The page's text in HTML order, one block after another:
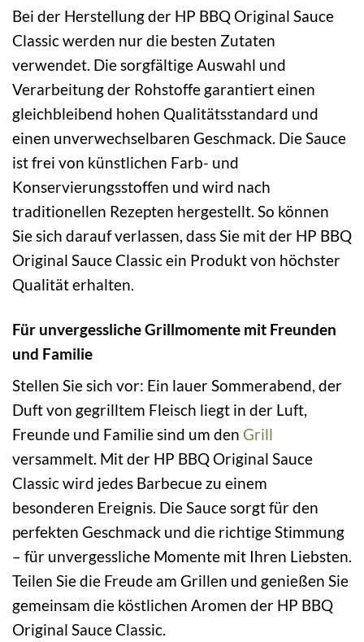
Bei der Herstellung der HP BBQ Original Sauce
Classic werden nur die besten Zutaten
verwendet. Die sorgfältige Auswahl und
Verarbeitung der Rohstoffe garantiert einen
gleichbleibend hohen Qualitätsstandard und
einen unverwechselbaren Geschmack. Die Sauce
ist frei von künstlichen Farb- und
Konservierungsstoffen und wird nach
traditionellen Rezepten hergestellt. So können
Sie sich darauf verlassen, dass Sie mit der HP BBQ
Original Sauce Classic ein Produkt von höchster
Qualität erhalten.
Für unvergessliche Grillmomente mit Freunden
und Familie
Stellen Sie sich vor: Ein lauer Sommerabend, der
Duft von gegrilltem Fleisch liegt in der Luft,
Freunde und Familie sind um den Grill
versammelt. Mit der HP BBQ Original Sauce
Classic wird jedes Barbecue zu einem
besonderen Ereignis. Die Sauce sorgt für den
perfekten Geschmack und die richtige Stimmung
– für unvergessliche Momente mit Ihren Liebsten.
Teilen Sie die Freude am Grillen und genießen Sie
gemeinsam die köstlichen Aromen der HP BBQ
Original Sauce Classic.